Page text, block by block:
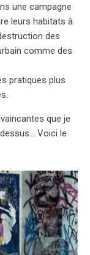
une campagne
leurs habitats à
des
comme des
pratiques plus
que je
Voici le